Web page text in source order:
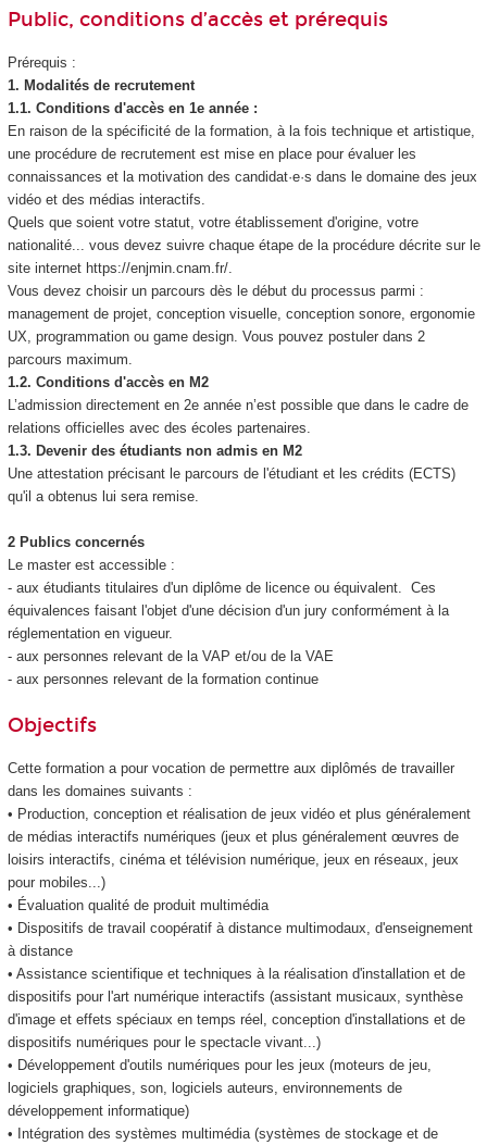
Public, conditions d’accès et prérequis
Prérequis :
1. Modalités de recrutement
1.1. Conditions d'accès en 1e année :
En raison de la spécificité de la formation, à la fois technique et artistique,
une procédure de recrutement est mise en place pour évaluer les
connaissances et la motivation des candidat·e·s dans le domaine des jeux
vidéo et des médias interactifs.
Quels que soient votre statut, votre établissement d'origine, votre
nationalité... vous devez suivre chaque étape de la procédure décrite sur le
site internet https://enjmin.cnam.fr/.
Vous devez choisir un parcours dès le début du processus parmi :
management de projet, conception visuelle, conception sonore, ergonomie
UX, programmation ou game design. Vous pouvez postuler dans 2
parcours maximum.
1.2. Conditions d'accès en M2
L’admission directement en 2e année n’est possible que dans le cadre de
relations officielles avec des écoles partenaires.
1.3. Devenir des étudiants non admis en M2
Une attestation précisant le parcours de l'étudiant et les crédits (ECTS)
qu'il a obtenus lui sera remise.
2 Publics concernés
Le master est accessible :
- aux étudiants titulaires d'un diplôme de licence ou équivalent. Ces
équivalences faisant l'objet d'une décision d'un jury conformément à la
réglementation en vigueur.
- aux personnes relevant de la VAP et/ou de la VAE
- aux personnes relevant de la formation continue
Objectifs
Cette formation a pour vocation de permettre aux diplômés de travailler
dans les domaines suivants :
• Production, conception et réalisation de jeux vidéo et plus généralement
de médias interactifs numériques (jeux et plus généralement œuvres de
loisirs interactifs, cinéma et télévision numérique, jeux en réseaux, jeux
pour mobiles...)
• Évaluation qualité de produit multimédia
• Dispositifs de travail coopératif à distance multimodaux, d'enseignement
à distance
• Assistance scientifique et techniques à la réalisation d'installation et de
dispositifs pour l'art numérique interactifs (assistant musicaux, synthèse
d'image et effets spéciaux en temps réel, conception d'installations et de
dispositifs numériques pour le spectacle vivant...)
• Développement d'outils numériques pour les jeux (moteurs de jeu,
logiciels graphiques, son, logiciels auteurs, environnements de
développement informatique)
• Intégration des systèmes multimédia (systèmes de stockage et de